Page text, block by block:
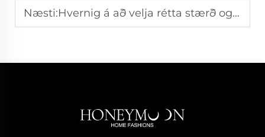
Næsti:Hvernig á að velja rétta stærð og form á kussínur fyrir sófunn